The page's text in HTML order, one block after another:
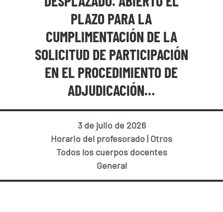
PLAZO PARA LA
CUMPLIMENTACIÓN DE LA
SOLICITUD DE PARTICIPACIÓN
EN EL PROCEDIMIENTO DE
ADJUDICACIÓN…
3 de julio de 2026
Horario del profesorado | Otros
Todos los cuerpos docentes
General